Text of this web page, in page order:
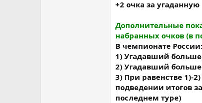
+2 очка за
Дополнительные
набранных очков (в
В чемпионате России:
1) Угадавший
2) Угадавший
3) При равенстве 1)-
подведении итогов
последнем туре)